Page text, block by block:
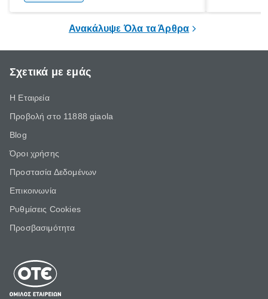
Ανακάλυψε Όλα τα Άρθρα
Σχετικά με εμάς
Η Εταιρεία
Προβολή στο 11888 giaola
Blog
Όροι χρήσης
Προστασία Δεδομένων
Επικοινωνία
Ρυθμίσεις Cookies
Προσβασιμότητα